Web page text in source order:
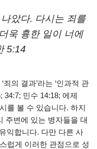
았다. 다시는 죄를
욱 흉한 일이 너에
5:14
죄의 결과’라는 ‘인과적 관
34:7; 민수 14:18; 에제
를 볼 수 있습니다. 하지
주변에 있는 병자들을 대
익합니다. 다만 다른 사
럽게 이러한 관점으로 성